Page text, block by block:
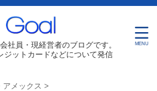
社員・現経営者のブログです。
ジットカードなどについて発信
アメックス >